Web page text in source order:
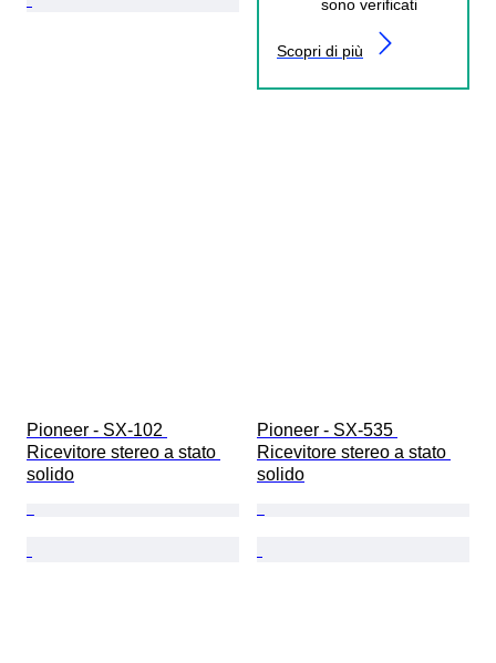
sono verificati
Scopri di più
Pioneer - SX-102
Ricevitore stereo a stato
solido
Pioneer - SX-535
Ricevitore stereo a stato
solido